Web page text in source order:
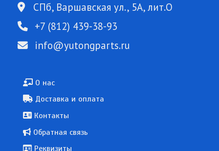
СПб, Варшавская ул., 5А, лит.О
+7 (812) 439-38-93
info@yutongparts.ru
Подвал
О нас
Доставка и оплата
Контакты
Обратная связь
Реквизиты